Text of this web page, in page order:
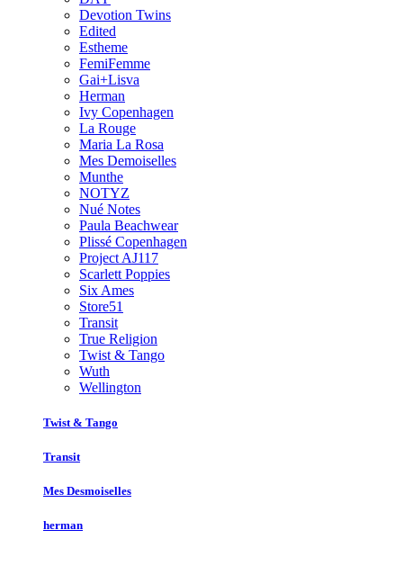
Devotion Twins
Edited
Estheme
FemiFemme
Gai+Lisva
Herman
Ivy Copenhagen
La Rouge
Maria La Rosa
Mes Demoiselles
Munthe
NOTYZ
Nué Notes
Paula Beachwear
Plissé Copenhagen
Project AJ117
Scarlett Poppies
Six Ames
Store51
Transit
True Religion
Twist & Tango
Wuth
Wellington
Twist & Tango
Transit
Mes Desmoiselles
herman